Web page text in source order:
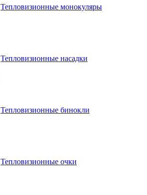
Тепловизионные монокуляры
Тепловизионные насадки
Тепловизионные бинокли
Тепловизионные очки